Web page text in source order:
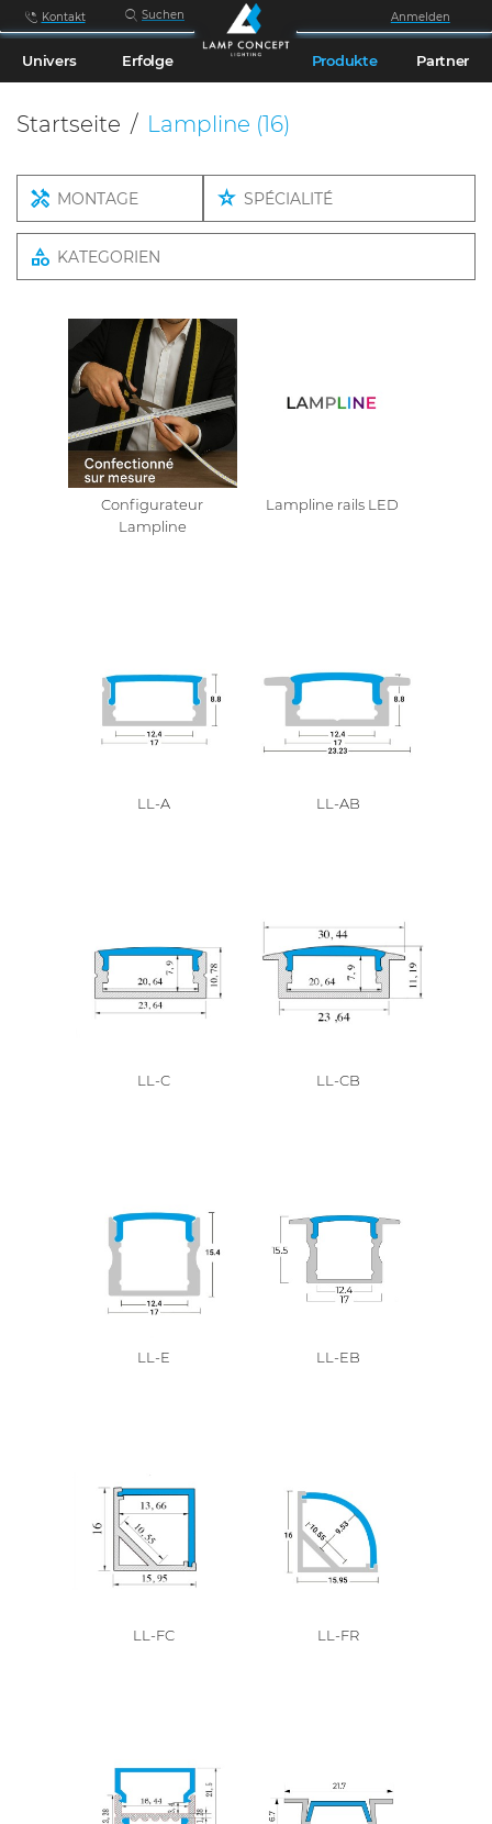
Kontakt Suchen Anmelden
Univers Erfolge Produkte Partner
Startseite Lampline (16)
KATEGORIEN
MONTAGE SPÉCIALITÉ
Configurateur
Lampline
Lampline rails LED
LL-A LL-AB
LL-C LL-CB
LL-E LL-EB
LL-FC LL-FR